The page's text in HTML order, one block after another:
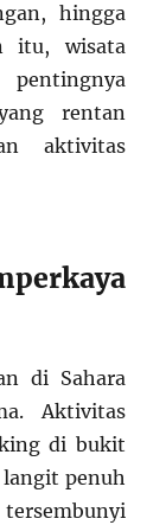
hingga
itu, wisata
pentingnya
rentan
aktivitas
di Sahara
Aktivitas
di bukit
langit penuh